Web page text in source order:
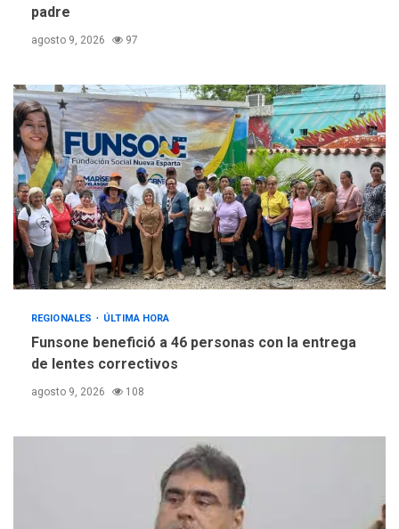
padre
agosto 9, 2026 97
REGIONALES ÚLTIMA HORA
Funsone benefició a 46 personas con la entrega
de lentes correctivos
agosto 9, 2026 108